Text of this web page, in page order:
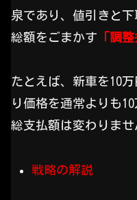
泉であり、値引きと下
総額をごまかす 「調整
たとえば、新車を10
り価格を通常よりも
総支払額は変わりませ
戦略の解説